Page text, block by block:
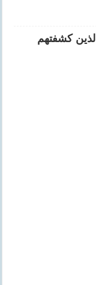
هويات لصوص BMCI الذين كشفتهم